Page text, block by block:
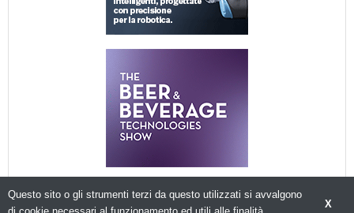
X
Questo sito o gli strumenti terzi da questo utilizzati si avvalgono